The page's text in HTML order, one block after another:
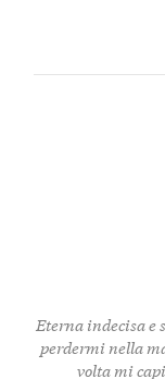
Eterna indecisa e
perdermi nella
volta mi